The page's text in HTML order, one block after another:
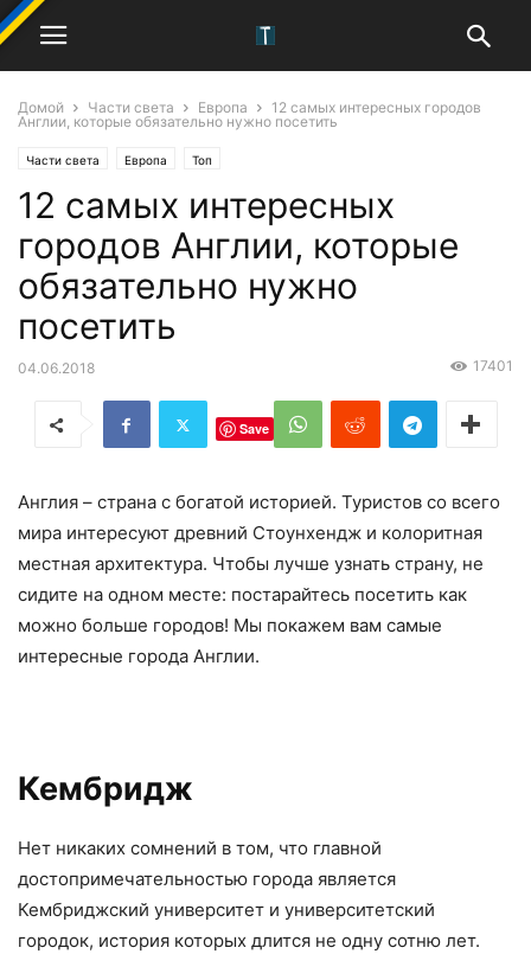
Домой Части света Европа
12 самых интересных городов
Англии, которые обязательно нужно посетить
Части света Европа Топ
12 самых интересных
городов Англии, которые
обязательно нужно
посетить
04.06.2018 17401
Save
Англия – страна с богатой историей. Туристов со всего
мира интересуют древний Стоунхендж и колоритная
местная архитектура. Чтобы лучше узнать страну, не
сидите на одном месте: постарайтесь посетить как
можно больше городов! Мы покажем вам самые
интересные города Англии.
Кембридж
Нет никаких сомнений в том, что главной
достопримечательностью города является
Кембриджский университет и университетский
городок, история которых длится не одну сотню лет.